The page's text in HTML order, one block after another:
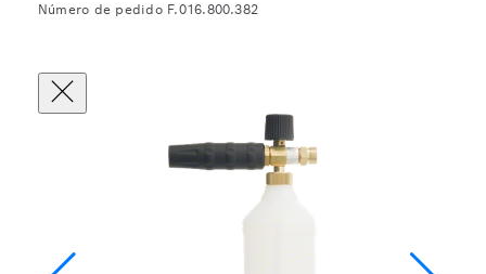
Número de pedido F.016.800.382